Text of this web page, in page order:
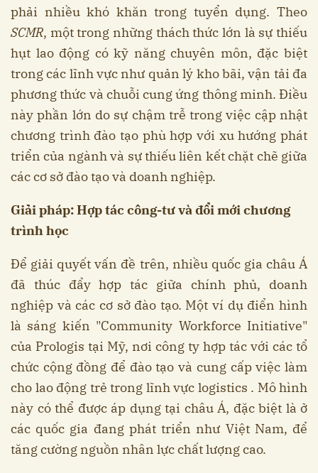
phải nhiều khó khăn trong tuyển dụng. Theo
SCMR, một trong những thách thức lớn là sự thiếu
hụt lao động có kỹ năng chuyên môn, đặc biệt
trong các lĩnh vực như quản lý kho bãi, vận tải đa
phương thức và chuỗi cung ứng thông minh. Điều
này phần lớn do sự chậm trễ trong việc cập nhật
chương trình đào tạo phù hợp với xu hướng phát
triển của ngành và sự thiếu liên kết chặt chẽ giữa
các cơ sở đào tạo và doanh nghiệp.
Giải pháp: Hợp tác công-tư và đổi mới chương
trình học
Để giải quyết vấn đề trên, nhiều quốc gia châu Á
đã thúc đẩy hợp tác giữa chính phủ, doanh
nghiệp và các cơ sở đào tạo. Một ví dụ điển hình
là sáng kiến "Community Workforce Initiative"
của Prologis tại Mỹ, nơi công ty hợp tác với các tổ
chức cộng đồng để đào tạo và cung cấp việc làm
cho lao động trẻ trong lĩnh vực logistics . Mô hình
này có thể được áp dụng tại châu Á, đặc biệt là ở
các quốc gia đang phát triển như Việt Nam, để
tăng cường nguồn nhân lực chất lượng cao.